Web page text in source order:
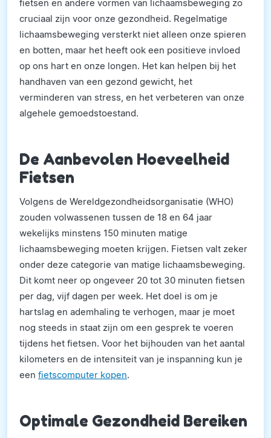
fietsen en andere vormen van lichaamsbeweging zo
cruciaal zijn voor onze gezondheid. Regelmatige
lichaamsbeweging versterkt niet alleen onze spieren
en botten, maar het heeft ook een positieve invloed
op ons hart en onze longen. Het kan helpen bij het
handhaven van een gezond gewicht, het
verminderen van stress, en het verbeteren van onze
algehele gemoedstoestand.
De Aanbevolen Hoeveelheid
Fietsen
Volgens de Wereldgezondheidsorganisatie (WHO)
zouden volwassenen tussen de 18 en 64 jaar
wekelijks minstens 150 minuten matige
lichaamsbeweging moeten krijgen. Fietsen valt zeker
onder deze categorie van matige lichaamsbeweging.
Dit komt neer op ongeveer 20 tot 30 minuten fietsen
per dag, vijf dagen per week. Het doel is om je
hartslag en ademhaling te verhogen, maar je moet
nog steeds in staat zijn om een gesprek te voeren
tijdens het fietsen. Voor het bijhouden van het aantal
kilometers en de intensiteit van je inspanning kun je
een fietscomputer kopen.
Optimale Gezondheid Bereiken